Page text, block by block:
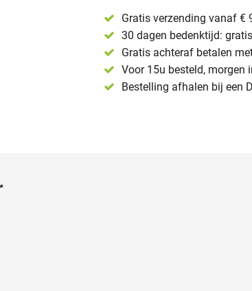
Gratis verzending vanaf €
30 dagen bedenktijd:
Gratis achteraf betalen
Voor 15u besteld, morgen
Bestelling afhalen bij een